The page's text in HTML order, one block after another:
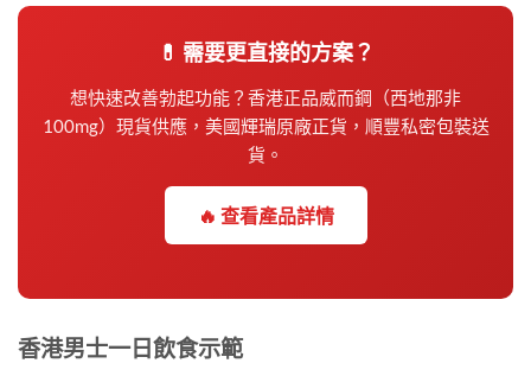
💊 需要更直接的方案？
想快速改善勃起功能？香港正品威而鋼（西地那非
100mg）現貨供應，美國輝瑞原廠正貨，順豐私密包裝送
貨。
🔥 查看產品詳情
香港男士一日飲食示範